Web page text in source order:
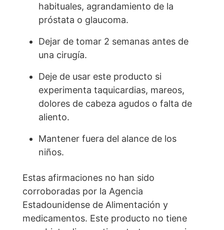
habituales, agrandamiento de la
próstata o glaucoma.
Dejar de tomar 2 semanas antes de
una cirugía.
Deje de usar este producto si
experimenta taquicardias, mareos,
dolores de cabeza agudos o falta de
aliento.
Mantener fuera del alance de los
niños.
Estas afirmaciones no han sido
corroboradas por la Agencia
Estadounidense de Alimentación y
medicamentos. Este producto no tiene